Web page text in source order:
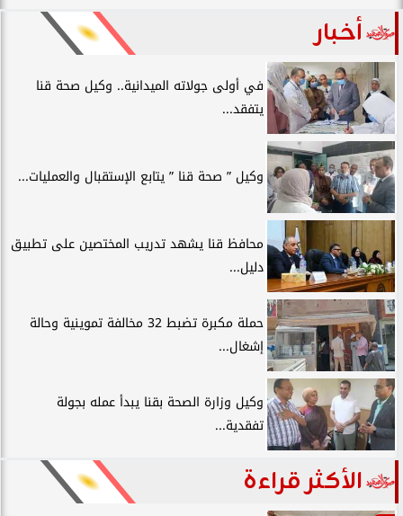
أخبار
في أولى جولاته الميدانية.. وكيل صحة قنا
يتفقد...
وكيل ” صحة قنا ” يتابع الإستقبال والعمليات...
محافظ قنا يشهد تدريب المختصين على تطبيق
دليل...
حملة مكبرة تضبط 32 مخالفة تموينية وحالة
إشغال...
وكيل وزارة الصحة بقنا يبدأ عمله بجولة
تفقدية...
الأكثر قراءة